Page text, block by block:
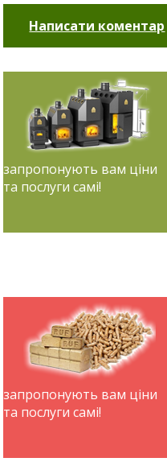
Написати коментар
запропонують вам ціни
та послуги самі!
запропонують вам ціни
та послуги самі!